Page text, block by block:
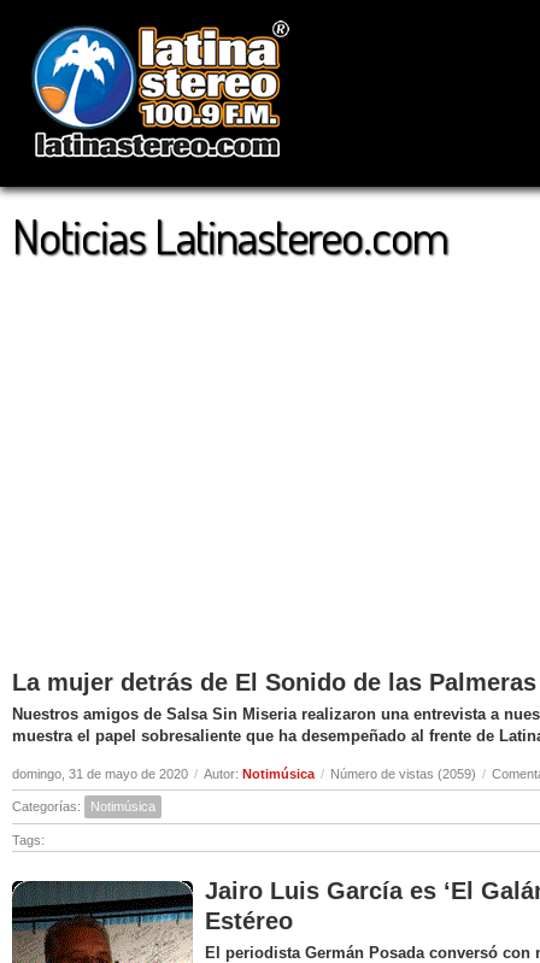
Noticias Latinastereo.com
La mujer detrás de El Sonido de las Palmeras
Nuestros amigos de Salsa Sin Miseria realizaron una entrevista a
muestra el papel sobresaliente que ha desempeñado al frente de
domingo, 31 de mayo de 2020 / Autor: Notimúsica / Número de vistas (2059) /
Categorías: Notimúsica
Tags:
Jairo Luis García es ‘El
Estéreo
El periodista Germán Posada conversó